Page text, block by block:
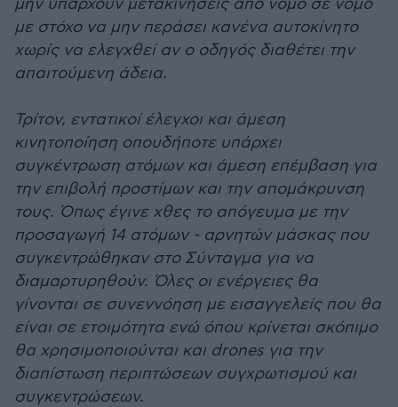
μην υπάρχουν μετακινήσεις απο νομό σε νομό
με στόχο να μην περάσει κανένα αυτοκίνητο
χωρίς να ελεγχθεί αν ο οδηγός διαθέτει την
απαιτούμενη άδεια.
Τρίτον, εντατικοί έλεγχοι και άμεση
κινητοποίηση οπουδήποτε υπάρχει
συγκέντρωση ατόμων και άμεση επέμβαση για
την επιβολή προστίμων και την απομάκρυνση
τους. Όπως έγινε χθες το απόγευμα με την
προσαγωγή 14 ατόμων - αρνητών μάσκας που
συγκεντρώθηκαν στο Σύνταγμα για να
διαμαρτυρηθούν. Όλες οι ενέργειες θα
γίνονται σε συνεννόηση με εισαγγελείς που θα
είναι σε ετοιμότητα ενώ όπου κρίνεται σκόπιμο
θα χρησιμοποιούνται και drones για την
διαπίστωση περιπτώσεων συγχρωτισμού και
συγκεντρώσεων.